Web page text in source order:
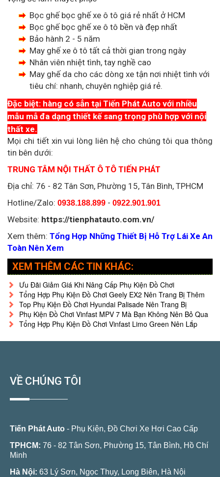
Bọc ghế bọc ghế xe ô tô giá rẻ nhất ở HCM
Bọc ghế bọc ghế xe ô tô bền và đẹp nhất
Bảo hành 2 - 5 năm
May ghế xe ô tô tất cả thời gian trong ngày
Nhân viên nhiệt tình, tay nghề cao
May ghế da cho các dòng xe tận nơi nhiệt tình với
tiêu chí: nhanh, chuyên nghiệp giá rẻ.
Đặc biệt: hàng có sẳn tại Tiến Phát Auto với nhiều
mẫu mẫ đa dạng thiết kế sang trọng phù hợp với nội
thất xe.
Mọi chi tiết xin vui lòng liên hệ cho chúng tôi qua thông
tin bên dưới:
TRUNG TÂM NỘI THẤT Ô TÔ TIẾN PHÁT
Địa chỉ: 76 - 82 Tân Sơn, Phường 15, Tân Bình, TPHCM
Hotline/Zalo: 0938.188.899 - 0922.901.901
Website: https://tienphatauto.com.vn/
Xem thêm: Tổng Hợp Những Thiết Bị Hỗ Trợ Lái Xe An
Toàn Nên Xem
XEM THÊM CÁC TIN KHÁC:
Ưu Đãi Giảm Giá Khi Nâng Cấp Phụ Kiện Đồ Chơi
Tổng Hợp Phụ Kiện Đồ Chơi Geely EX2 Nên Trang Bị Thêm
Top Phụ Kiện Đồ Chơi Hyundai Palisade Nên Trang Bị
Phụ Kiện Đồ Chơi Vinfast MPV 7 Mà Bạn Không Nên Bỏ Qua
Tổng Hợp Phụ Kiện Đồ Chơi Vinfast Limo Green Nên Lắp
VỀ CHÚNG TÔI
Tiến Phát Auto - Phụ Kiện, Đồ Chơi Xe Hơi Cao Cấp
TPHCM: 76 - 82 Tân Sơn, Phường 15, Tân Bình, Hồ Chí
Minh
Hà Nội: 63 Lý Sơn, Ngọc Thụy, Long Biên, Hà Nội